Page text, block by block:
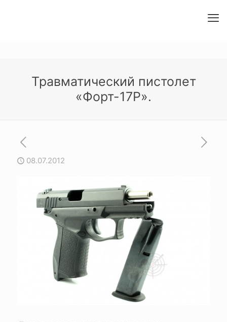
Травматический пистолет
«Форт-17Р».
08.07.2012